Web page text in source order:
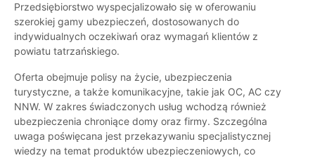
Przedsiębiorstwo wyspecjalizowało się w oferowaniu
szerokiej gamy ubezpieczeń, dostosowanych do
indywidualnych oczekiwań oraz wymagań klientów z
powiatu tatrzańskiego.
Oferta obejmuje polisy na życie, ubezpieczenia
turystyczne, a także komunikacyjne, takie jak OC, AC czy
NNW. W zakres świadczonych usług wchodzą również
ubezpieczenia chroniące domy oraz firmy. Szczególna
uwaga poświęcana jest przekazywaniu specjalistycznej
wiedzy na temat produktów ubezpieczeniowych, co